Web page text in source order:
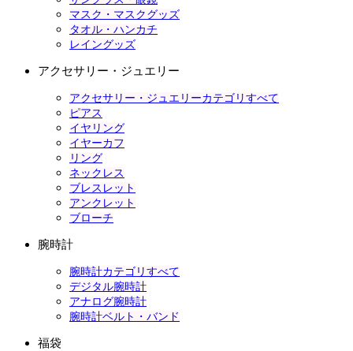
マスク・マスクグッズ
タオル・ハンカチ
レイングッズ
アクセサリー・ジュエリー
アクセサリー・ジュエリーカテゴリすべて
ピアス
イヤリング
イヤーカフ
リング
ネックレス
ブレスレット
アンクレット
ブローチ
腕時計
腕時計カテゴリすべて
デジタル腕時計
アナログ腕時計
腕時計ベルト・バンド
福袋